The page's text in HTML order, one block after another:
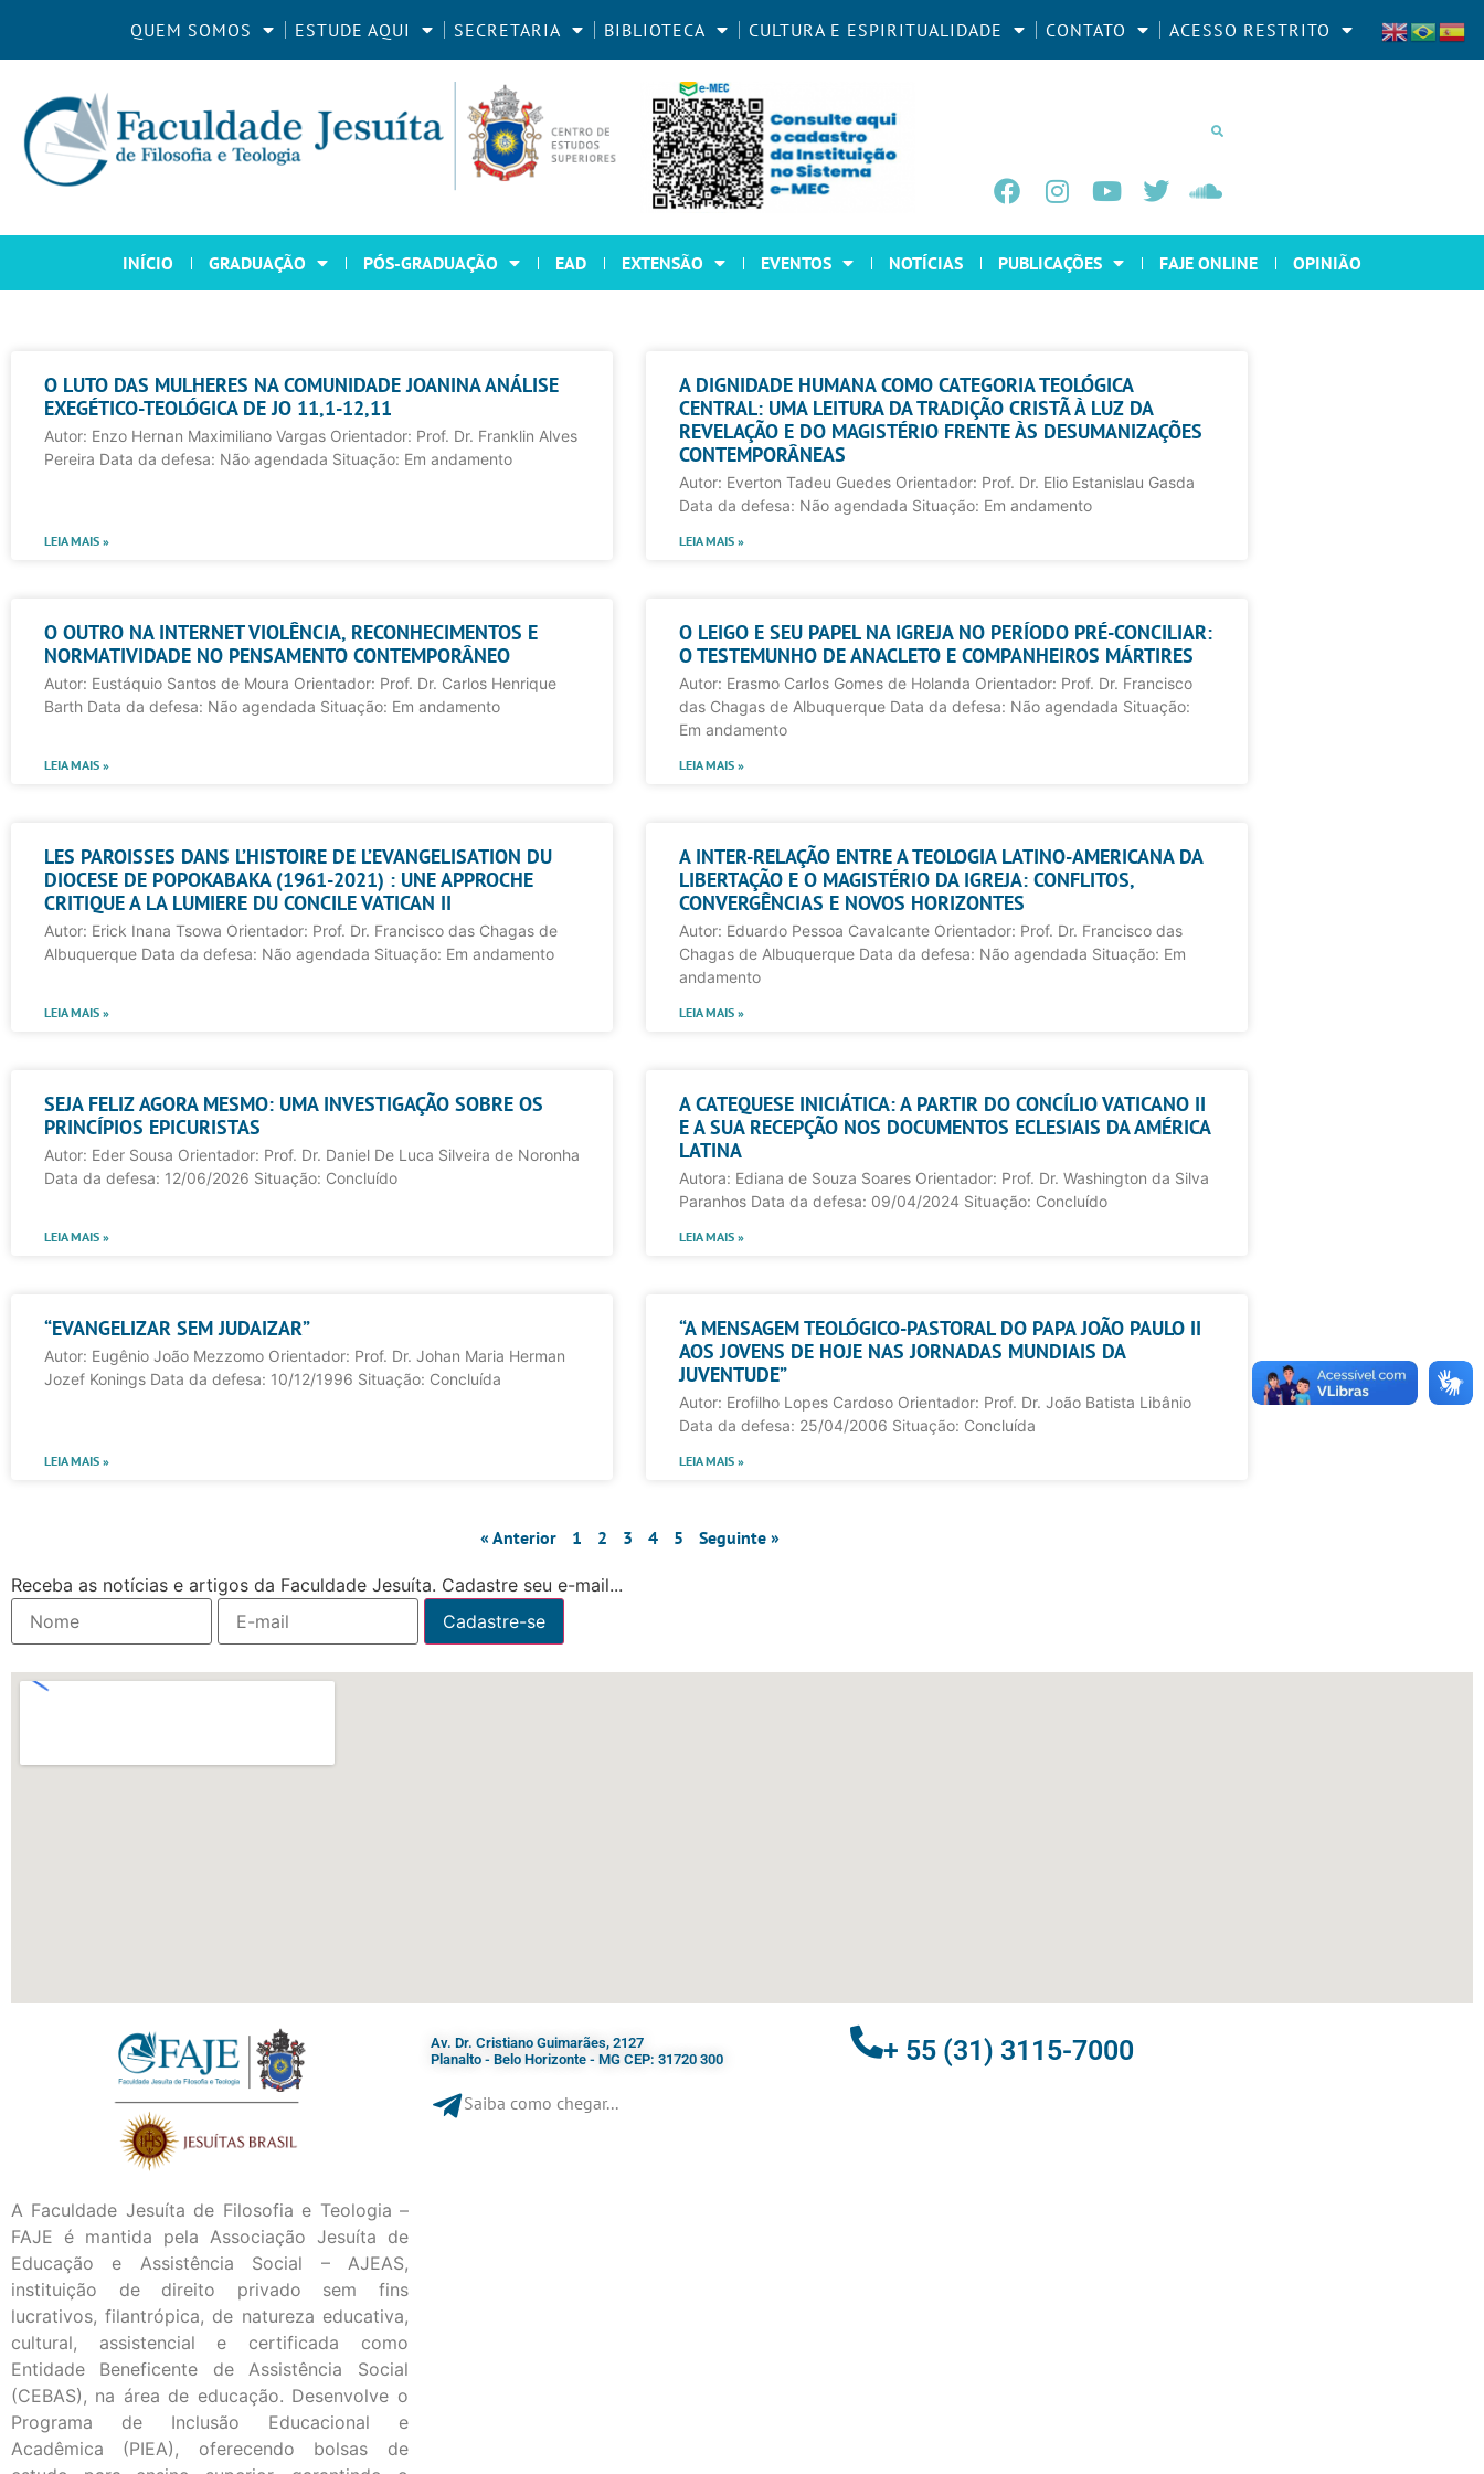
QUEM SOMOS ESTUDE AQUI SECRETARIA BIBLIOTECA CULTURA E ESPIRITUALIDADE CONTATO ACESSO RESTRITO
INÍCIO GRADUAÇÃO PÓS-GRADUAÇÃO EAD EXTENSÃO EVENTOS NOTÍCIAS PUBLICAÇÕES FAJE ONLINE OPINIÃO
O LUTO DAS MULHERES NA COMUNIDADE JOANINA ANÁLISE
EXEGÉTICO-TEOLÓGICA DE JO 11,1-12,11
Autor: Enzo Hernan Maximiliano Vargas Orientador: Prof. Dr. Franklin Alves
Pereira Data da defesa: Não agendada Situação: Em andamento
LEIA MAIS »
A DIGNIDADE HUMANA COMO CATEGORIA TEOLÓGICA
CENTRAL: UMA LEITURA DA TRADIÇÃO CRISTÃ À LUZ DA
REVELAÇÃO E DO MAGISTÉRIO FRENTE ÀS DESUMANIZAÇÕES
CONTEMPORÂNEAS
Autor: Everton Tadeu Guedes Orientador: Prof. Dr. Elio Estanislau Gasda
Data da defesa: Não agendada Situação: Em andamento
LEIA MAIS »
O OUTRO NA INTERNET VIOLÊNCIA, RECONHECIMENTOS E
NORMATIVIDADE NO PENSAMENTO CONTEMPORÂNEO
Autor: Eustáquio Santos de Moura Orientador: Prof. Dr. Carlos Henrique
Barth Data da defesa: Não agendada Situação: Em andamento
LEIA MAIS »
O LEIGO E SEU PAPEL NA IGREJA NO PERÍODO PRÉ-CONCILIAR:
O TESTEMUNHO DE ANACLETO E COMPANHEIROS MÁRTIRES
Autor: Erasmo Carlos Gomes de Holanda Orientador: Prof. Dr. Francisco
das Chagas de Albuquerque Data da defesa: Não agendada Situação:
Em andamento
LEIA MAIS »
LES PAROISSES DANS L’HISTOIRE DE L’EVANGELISATION DU
DIOCESE DE POPOKABAKA (1961-2021) : UNE APPROCHE
CRITIQUE A LA LUMIERE DU CONCILE VATICAN II
Autor: Erick Inana Tsowa Orientador: Prof. Dr. Francisco das Chagas de
Albuquerque Data da defesa: Não agendada Situação: Em andamento
LEIA MAIS »
A INTER-RELAÇÃO ENTRE A TEOLOGIA LATINO-AMERICANA DA
LIBERTAÇÃO E O MAGISTÉRIO DA IGREJA: CONFLITOS,
CONVERGÊNCIAS E NOVOS HORIZONTES
Autor: Eduardo Pessoa Cavalcante Orientador: Prof. Dr. Francisco das
Chagas de Albuquerque Data da defesa: Não agendada Situação: Em
andamento
LEIA MAIS »
SEJA FELIZ AGORA MESMO: UMA INVESTIGAÇÃO SOBRE OS
PRINCÍPIOS EPICURISTAS
Autor: Eder Sousa Orientador: Prof. Dr. Daniel De Luca Silveira de Noronha
Data da defesa: 12/06/2026 Situação: Concluído
LEIA MAIS »
A CATEQUESE INICIÁTICA: A PARTIR DO CONCÍLIO VATICANO II
E A SUA RECEPÇÃO NOS DOCUMENTOS ECLESIAIS DA AMÉRICA
LATINA
Autora: Ediana de Souza Soares Orientador: Prof. Dr. Washington da Silva
Paranhos Data da defesa: 09/04/2024 Situação: Concluído
LEIA MAIS »
“EVANGELIZAR SEM JUDAIZAR”
Autor: Eugênio João Mezzomo Orientador: Prof. Dr. Johan Maria Herman
Jozef Konings Data da defesa: 10/12/1996 Situação: Concluída
LEIA MAIS »
“A MENSAGEM TEOLÓGICO-PASTORAL DO PAPA JOÃO PAULO II
AOS JOVENS DE HOJE NAS JORNADAS MUNDIAIS DA
JUVENTUDE”
Autor: Erofilho Lopes Cardoso Orientador: Prof. Dr. João Batista Libânio
Data da defesa: 25/04/2006 Situação: Concluída
LEIA MAIS »
« Anterior 1 2 3 4 5 Seguinte »
Receba as notícias e artigos da Faculdade Jesuíta. Cadastre seu e-mail...
A Faculdade Jesuíta de Filosofia e Teologia –
FAJE é mantida pela Associação Jesuíta de
Educação e Assistência Social – AJEAS,
instituição de direito privado sem fins
lucrativos, filantrópica, de natureza educativa,
cultural, assistencial e certificada como
Entidade Beneficente de Assistência Social
(CEBAS), na área de educação. Desenvolve o
Programa de Inclusão Educacional e
Acadêmica (PIEA), oferecendo bolsas de
Av. Dr. Cristiano Guimarães, 2127
Planalto - Belo Horizonte - MG CEP: 31720 300
Saiba como chegar...
+ 55 (31) 3115-7000​